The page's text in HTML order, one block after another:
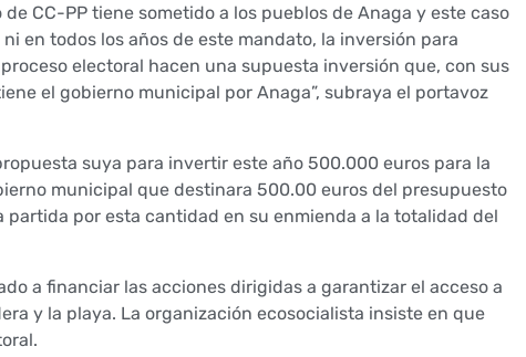
CC-PP tiene sometido a los pueblos de Anaga y este caso
en todos los años de este mandato, la inversión para
electoral hacen una supuesta inversión que, con sus
el gobierno municipal por Anaga”, subraya el portavoz
suya para invertir este año 500.000 euros para la
municipal que destinara 500.00 euros del presupuesto
por esta cantidad en su enmienda a la totalidad del
a financiar las acciones dirigidas a garantizar el acceso a
y la playa. La organización ecosocialista insiste en que